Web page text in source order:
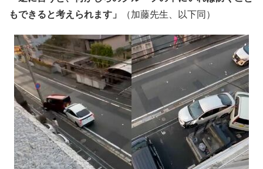
もできると考えられます」
（加藤先生、以下同）